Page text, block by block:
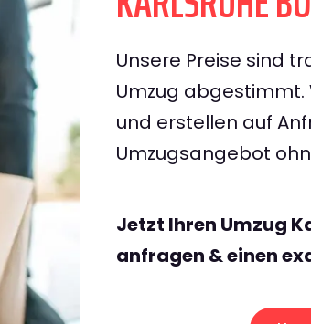
Unsere Preise sind
Umzug abgestimmt.
und erstellen auf
Umzugsangebot
Jetzt Ihren Umzug
anfragen & einen